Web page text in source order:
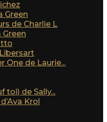
Green
de Charlie L
Green
One de Laurie...
toi) de Sally...
Krol